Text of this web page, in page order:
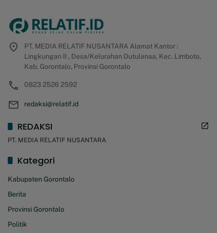
PT. MEDIA RELATIF NUSANTARA Alamat Kantor :
Lingkungan II , Desa/Kelurahan Dutulanaa, Kec. Limboto,
Kab. Gorontalo, Provinsi Gorontalo
0823 2526 2592
redaksi@relatif.id
REDAKSI
PT. MEDIA RELATIF NUSANTARA
Kategori
Kabupaten Gorontalo
Berita
Provinsi Gorontalo
Politik